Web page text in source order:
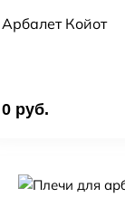
Арбалет Койот
0 руб.